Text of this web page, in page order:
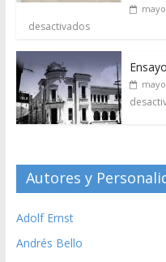
desactivados
Autores y
Adolf Ernst
Andrés Bello